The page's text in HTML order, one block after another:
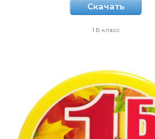
Скачать
1 Б класс